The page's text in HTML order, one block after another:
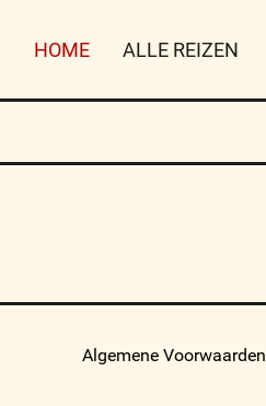
HOME ALLE REIZEN
Algemene Voorwaarden